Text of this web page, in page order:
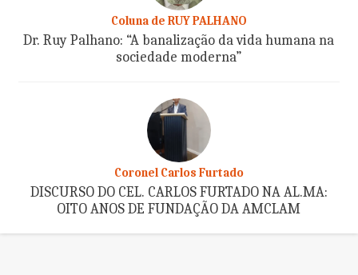
Coluna de RUY PALHANO
Dr. Ruy Palhano: “A banalização da vida humana na
sociedade moderna”
Coronel Carlos Furtado
DISCURSO DO CEL. CARLOS FURTADO NA AL.MA:
OITO ANOS DE FUNDAÇÃO DA AMCLAM